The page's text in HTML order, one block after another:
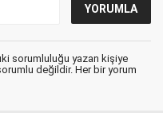
sorumluluğu yazan kişiye
değildir. Her bir yorum